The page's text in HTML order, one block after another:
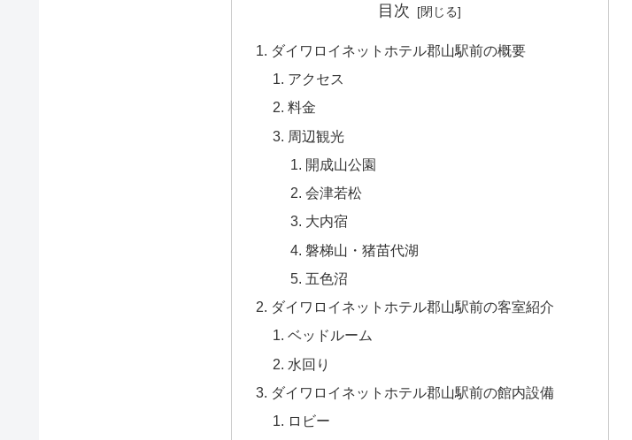
目次
ダイワロイネットホテル郡山駅前の概要
アクセス
料金
周辺観光
開成山公園
会津若松
大内宿
磐梯山・猪苗代湖
五色沼
ダイワロイネットホテル郡山駅前の客室紹介
ベッドルーム
水回り
ダイワロイネットホテル郡山駅前の館内設備
ロビー